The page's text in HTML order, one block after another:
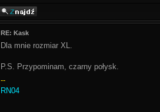
RE: Kask
Dla mnie rozmiar XL.
P.S. Przypominam, czarny połysk.
--
RN04